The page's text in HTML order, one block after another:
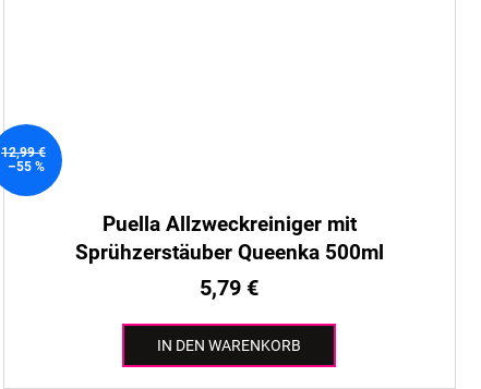
12,99 €
–55 %
Puella Allzweckreiniger mit
Sprühzerstäuber Queenka 500ml
5,79 €
IN DEN WARENKORB